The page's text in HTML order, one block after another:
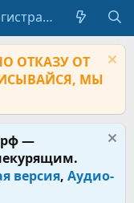
Регистрация
ОТКАЗУ ОТ
МЫ
—
версия, Аудио-